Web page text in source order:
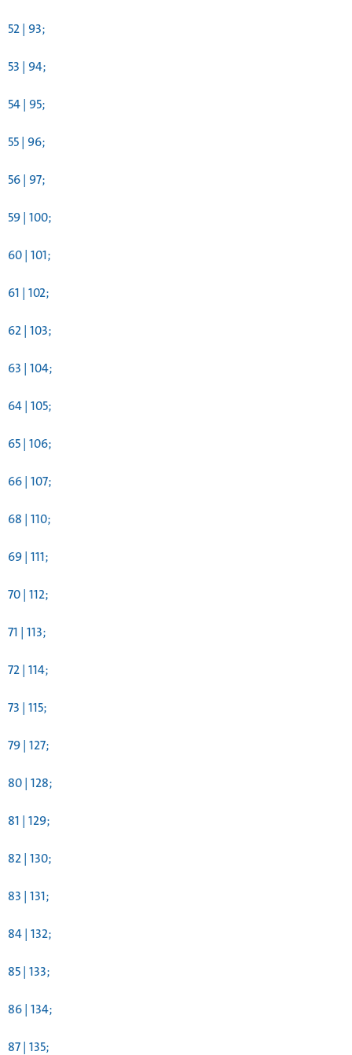
52 | 93;
53 | 94;
54 | 95;
55 | 96;
56 | 97;
59 | 100;
60 | 101;
61 | 102;
62 | 103;
63 | 104;
64 | 105;
65 | 106;
66 | 107;
68 | 110;
69 | 111;
70 | 112;
71 | 113;
72 | 114;
73 | 115;
79 | 127;
80 | 128;
81 | 129;
82 | 130;
83 | 131;
84 | 132;
85 | 133;
86 | 134;
87 | 135;